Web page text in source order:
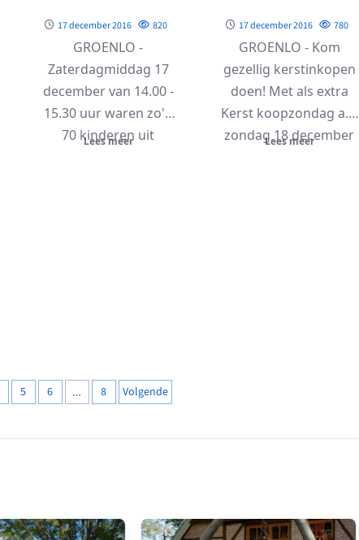
17 december 2016 820
GROENLO -
Zaterdagmiddag 17
december van 14.00 -
15.30 uur waren zo'n
70 kinderen uit
Lees meer
17 december 2016 780
GROENLO - Kom
gezellig kerstinkopen
doen! Met als extra
Kerst koopzondag a.s.
zondag 18 december
Lees meer
5 6 … 8 Volgende